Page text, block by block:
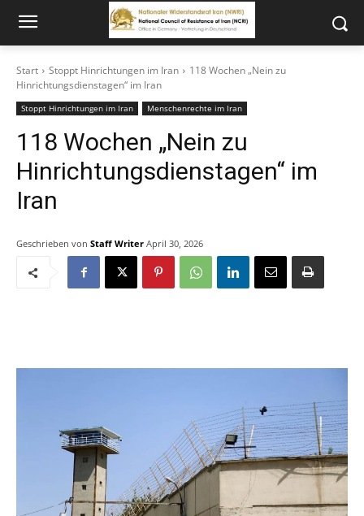
Start Stoppt Hinrichtungen im Iran
118 Wochen „Nein zu
Hinrichtungsdienstagen“ im Iran
Stoppt Hinrichtungen im Iran Menschenrechte im Iran
118 Wochen „Nein zu
Hinrichtungsdienstagen“ im
Iran
Geschrieben von Staff Writer April 30, 2026